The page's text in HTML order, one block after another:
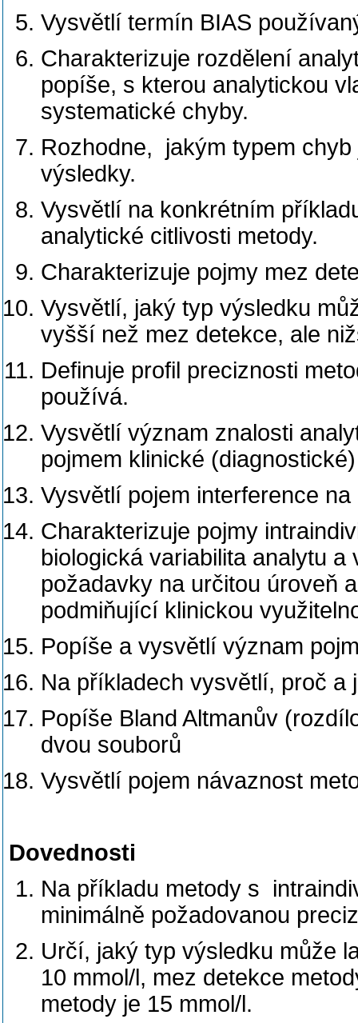
Vysvětlí termín BIAS
Charakterizuje rozdělení
popíše, s kterou analytickou
systematické chyby.
Rozhodne, jakým typem
výsledky.
Vysvětlí na konkrétním
analytické citlivosti metody.
Charakterizuje pojmy mez
Vysvětlí, jaký typ výsledku
vyšší než mez detekce, ale
Definuje profil preciznosti
používá.
Vysvětlí význam znalosti
pojmem klinické
Vysvětlí pojem interference
Charakterizuje pojmy
biologická variabilita analytu
požadavky na určitou úroveň
podmiňující klinickou
Popíše a vysvětlí význam
Na příkladech vysvětlí, proč a
Popíše Bland Altmanův
dvou souborů
Vysvětlí pojem návaznost
Dovednosti
Na příkladu metody s
minimálně požadovanou
Určí, jaký typ výsledku může
10 mmol/l, mez detekce
metody je 15 mmol/l.